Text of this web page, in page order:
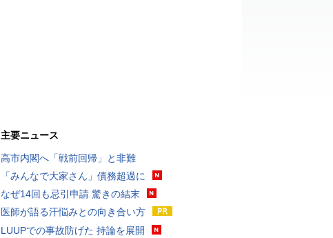
主要ニュース
高市内閣へ「戦前回帰」と非難
「みんなで大家さん」債務超過に
なぜ14回も忌引申請 驚きの結末
医師が語る汗悩みとの向き合い方
LUUPでの事故防げた 持論を展開